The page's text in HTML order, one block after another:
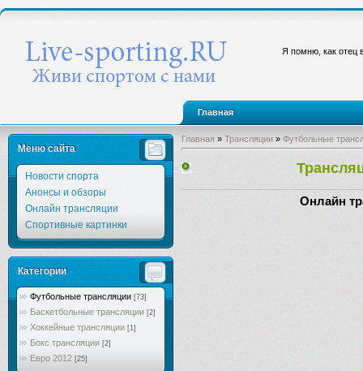
Я помню, как отец
Главная
Меню сайта
Новости спорта
Анонсы и обзоры
Онлайн трансляции
Спортивные картинки
Категории
Футбольные трансляции [73]
Баскетбольные трансляции [2]
Хоккейные трансляции [1]
Бокс трансляции [2]
Евро 2012 [25]
Главная » Трансляции » Футбольные
Онлайн